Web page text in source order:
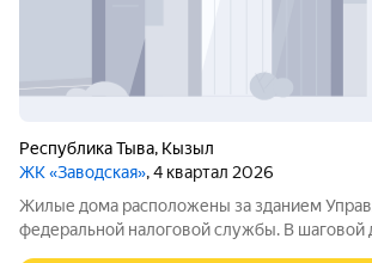
Республика Тыва, Кызыл
ЖК «Заводская», 4 квартал 2026
Жилые дома расположены за зданием
федеральной налоговой службы. В шаговой